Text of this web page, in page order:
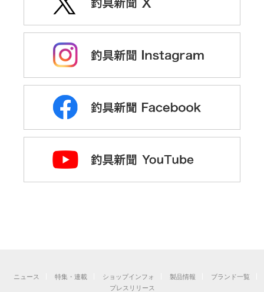
ニュース 特集・連載 ショップインフォ 製品情報
ブランド一覧
プレスリリース